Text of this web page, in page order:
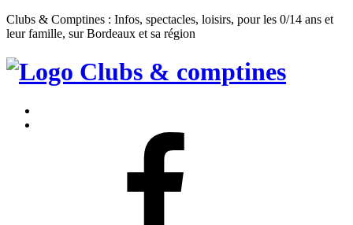
Clubs & Comptines : Infos, spectacles, loisirs, pour les 0/14 ans et
leur famille, sur Bordeaux et sa région
Clubs
Comptines